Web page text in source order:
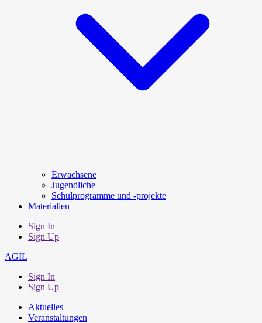
Erwachsene
Jugendliche
Schulprogramme und -projekte
Materialien
Sign In
Sign Up
AGIL
Sign In
Sign Up
Aktuelles
Veranstaltungen